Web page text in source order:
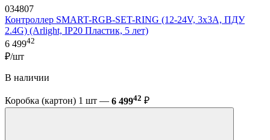
034807
Контроллер SMART-RGB-SET-RING (12-24V, 3x3A, ПДУ
2.4G) (Arlight, IP20 Пластик, 5 лет)
6 49942
₽/шт
В наличии
Коробка (картон) 1 шт — 6 49942 ₽